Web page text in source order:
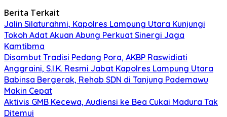
Berita Terkait
Jalin Silaturahmi, Kapolres Lampung Utara Kunjungi
Tokoh Adat Akuan Abung Perkuat Sinergi Jaga
Kamtibma
Disambut Tradisi Pedang Pora, AKBP Raswidiati
Anggraini, S.I.K. Resmi Jabat Kapolres Lampung Utara
Babinsa Bergerak, Rehab SDN di Tanjung Pademawu
Makin Cepat
Aktivis GMB Kecewa, Audiensi ke Bea Cukai Madura Tak
Ditemui